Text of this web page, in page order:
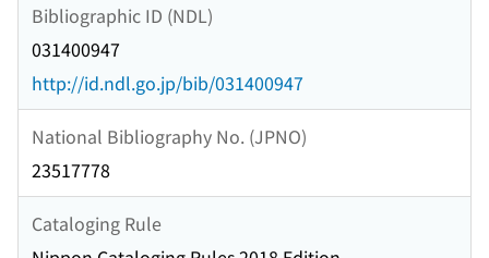
Bibliographic ID (NDL)
031400947
http://id.ndl.go.jp/bib/031400947
National Bibliography No. (JPNO)
23517778
Cataloging Rule